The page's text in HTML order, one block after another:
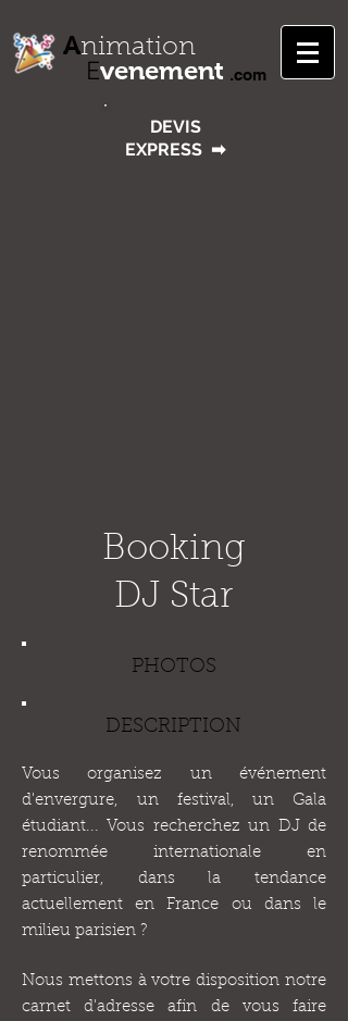
Animation
.com
Evenement
DEVIS
EXPRESS ➡
Booking
DJ Star
PHOTOS
DESCRIPTION
Vous organisez un événement
d'envergure, un festival, un Gala
étudiant... Vous recherchez un DJ de
renommée internationale en
particulier, dans la tendance
actuellement en France ou dans le
milieu parisien ?
Nous mettons à votre disposition notre
carnet d'adresse afin de vous faire